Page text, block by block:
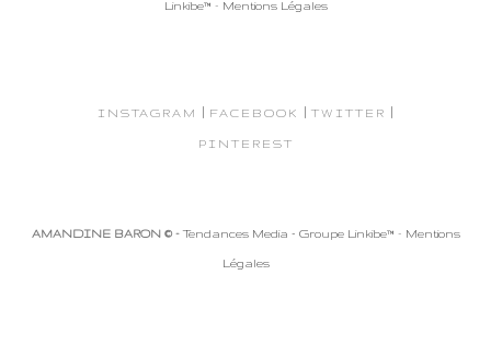
Linkibe™ - Mentions Légales
INSTAGRAM | FACEBOOK | TWITTER |
PINTEREST
AMANDINE BARON © -Tendances Media - Groupe Linkibe™ - Mentions
Légales